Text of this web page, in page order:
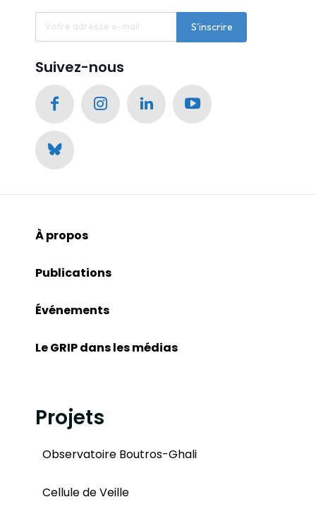
S'inscrire
Suivez-nous
À propos
Publications
Événements
Le GRIP dans les médias
Projets
Observatoire Boutros-Ghali
Cellule de Veille